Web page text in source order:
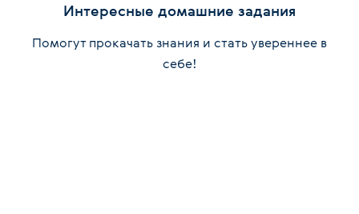
Интересные домашние задания
Помогут прокачать знания и стать увереннее в
себе!